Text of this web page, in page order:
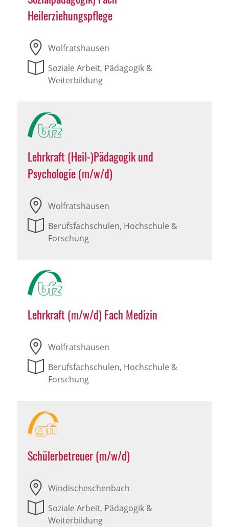
Heilerziehungspflege
Wolfratshausen
Soziale Arbeit, Pädagogik &
Weiterbildung
Lehrkraft (Heil-)Pädagogik und
Psychologie (m/w/d)
Wolfratshausen
Berufsfachschulen, Hochschule &
Forschung
Lehrkraft (m/w/d) Fach Medizin
Wolfratshausen
Berufsfachschulen, Hochschule &
Forschung
Schülerbetreuer (m/w/d)
Windischeschenbach
Soziale Arbeit, Pädagogik &
Weiterbildung